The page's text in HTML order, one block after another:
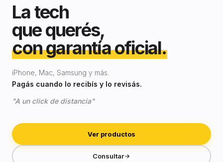
La tech
que querés,
con garantía oficial.
iPhone, Mac, Samsung y más.
Pagás cuando lo recibís y lo revisás.
"A un click de distancia"
Ver productos
Consultar